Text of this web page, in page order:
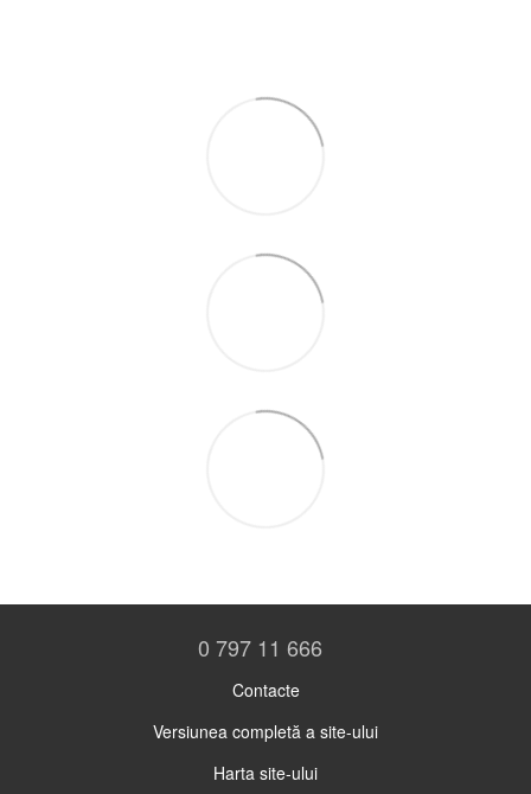
0 797 11 666
Contacte
Versiunea completă a site-ului
Harta site-ului